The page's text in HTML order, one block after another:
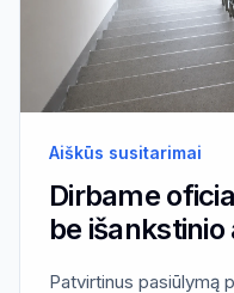
Aiškūs susitarimai
Dirbame
be išankstinio
Patvirtinus pasiūlymą